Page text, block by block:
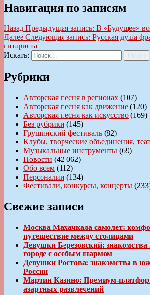
Навигация по записям
Назад Предыдущая запись: В «Будущее»
Далее Следующая запись: Русская душа
гитариста
Искать:
Поиск
Рубрики
Авторская песня в регионах (107)
Авторская песня как движение (120)
Авторская песня как искусство (169)
Без рубрики (145)
Грушинский фестиваль (82)
Клубы, творческие объединения,
Музыкальные инструменты (69)
Новости (42 062)
Обо всем (112)
Персоналии (134)
Фестивали, конкурсы, концерты
Свежие записи
Москва Махачкала самолет:
путешествие между столицами
Девушки Березовский: знакомства
городе с особым шармом
Девушки Ростова: знакомства в
России
Мартин Казино: Премиум-
азартных развлечений